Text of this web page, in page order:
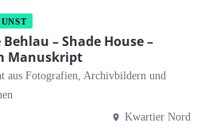
– Shade House –
Manuskript
aus Fotografien, Archivbildern und
Kwartier Nord